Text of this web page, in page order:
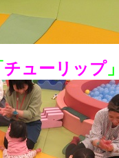
チューリップ」